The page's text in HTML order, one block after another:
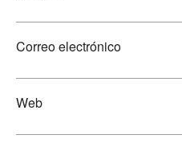
Correo electrónico
Web